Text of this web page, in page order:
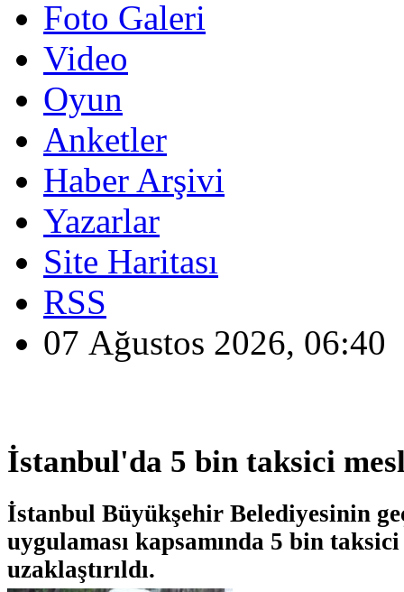
Foto Galeri
Video
Oyun
Anketler
Haber Arşivi
Yazarlar
Site Haritası
RSS
07 Ağustos 2026, 06:40
İstanbul'da 5 bin taksici
İstanbul Büyükşehir Belediyesinin
uygulaması kapsamında 5 bin
uzaklaştırıldı.